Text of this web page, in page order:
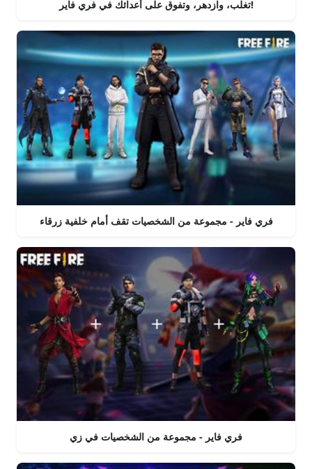
تغلب، وازدهر، وتفوق على أعدائك في فري فاير!
فري فاير - مجموعة من الشخصيات تقف أمام خلفية زرقاء
فري فاير - مجموعة من الشخصيات في زي